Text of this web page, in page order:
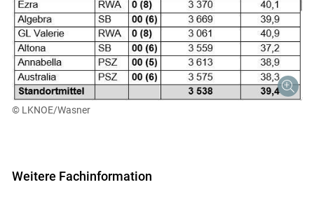
Skip to main content
© LKNOE/Wasner
Weitere Fachinformation